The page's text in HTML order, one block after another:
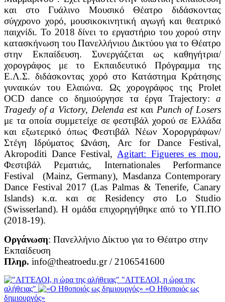
και στο Γυάλινο Μουσικό Θέατρο διδάσκοντας
σύγχρονο χορό, μουσικοκινητική αγωγή και θεατρικό
παιχνίδι. To 2018 δίνει το εργαστήριο του χορού στην
κατασκήνωση του Πανελλήνιου Δικτύου για το Θέατρο
στην Εκπαίδευση. Συνεργάζεται ως καθηγήτρια/
χορογράφος με το Εκπαιδευτικό Πρόγραμμα της
Ε.Λ.Σ. διδάσκοντας χορό στο Κατάστημα Κράτησης
γυναικών του Ελαιώνα. Ως χορογράφος της Prolet
OCD dance co δημιούργησε τα έργα Trajectory: a
Tragedy of a Victory, Delenda estκαι Punch of Losers
με τα οποία συμμετείχε σε φεστιβάλ χορού σε Ελλάδα
και εξωτερικό όπως Φεστιβάλ Νέων Χοροργράφων/
Στέγη Ιδρύματος Ωνάση, Arc for Dance Festival,
Akropoditi Dance Festival, Agitart: Figueres es mou,
Φεστιβάλ Ρεματιάς, Internationales Performance
Festival (Mainz, Germany), Masdanza Contemporary
Dance Festival 2017 (Las Palmas & Tenerife, Canary
Islands) κ.α. και σε Residency στο Lo Studio
(Swisserland). Η ομάδα επιχορηγήθηκε από το ΥΠ.ΠΟ
(2018-19).
Οργάνωση: Πανελλήνιο Δίκτυο για το Θέατρο στην
Εκπαίδευση
Πληρ. info@theatroedu.gr / 2106541600
"ΑΓΓΕΛΟΙ, η ώρα της
αλήθειας"
«Ο Ηθοποιός ως
δημιουργός»